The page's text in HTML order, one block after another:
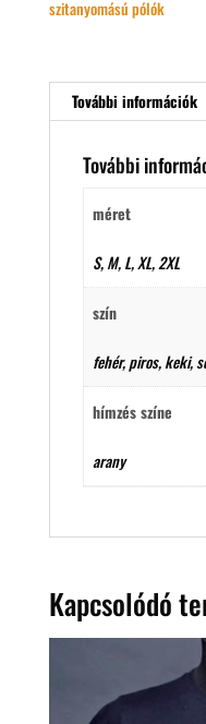
szitanyomású pólók
További információk
További
méret
S, M, L, XL, 2XL
szín
fehér, piros, keki,
hímzés színe
arany
Kapcsolódó